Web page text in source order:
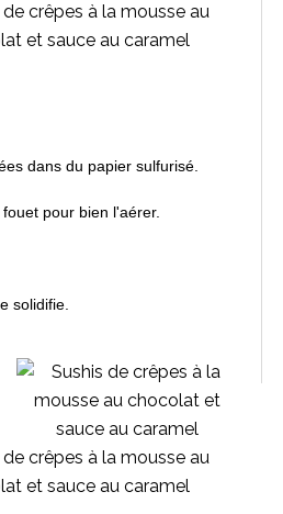
dans du papier sulfurisé.
pour bien l'aérer.
solidifie.